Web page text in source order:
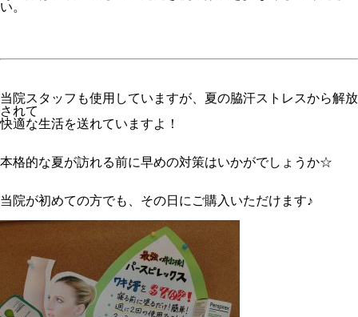
い。
当院スタッフも使用していますが、夏の脇汗ストレスから解放
されて
快適な生活を送れていますよ！
本格的な夏が訪れる前に早めの対策はいかがでしょうか☆
当院が初めての方でも、その日にご購入いただけます♪